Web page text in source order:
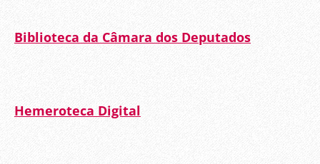
Biblioteca da Câmara dos Deputados
Hemeroteca Digital